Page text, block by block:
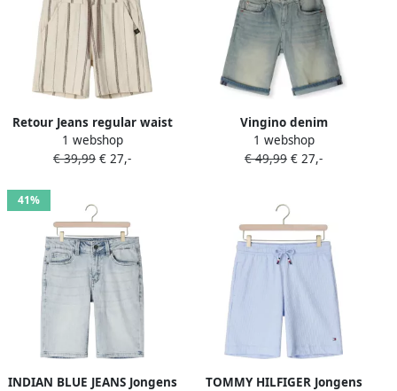
Retour Jeans regular waist
gestreepte casual short
crème
1 webshop
€ 39,99 € 27,-
Vingino denim
regular waist short medium
blue denim
1 webshop
€ 49,99 € 27,-
41%
INDIAN BLUE JEANS Jongens
TOMMY HILFIGER Jongens